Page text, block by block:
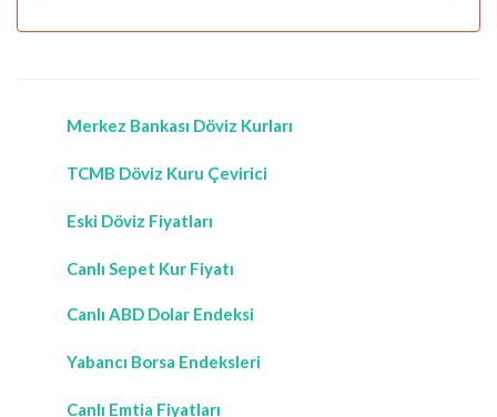
Merkez Bankası Döviz Kurları
TCMB Döviz Kuru Çevirici
Eski Döviz Fiyatları
Canlı Sepet Kur Fiyatı
Canlı ABD Dolar Endeksi
Yabancı Borsa Endeksleri
Canlı Emtia Fiyatları